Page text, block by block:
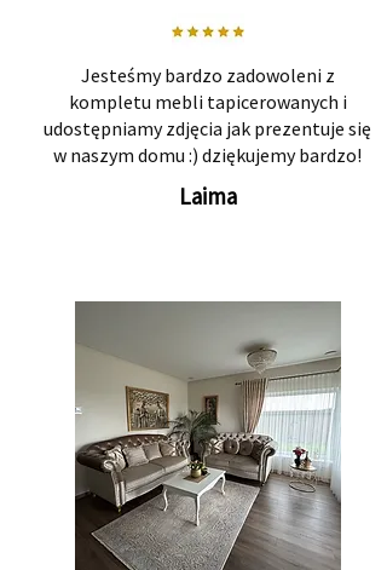
Jesteśmy bardzo zadowoleni z
kompletu mebli tapicerowanych i
udostępniamy zdjęcia jak prezentuje się
w naszym domu :) dziękujemy bardzo!
Laima